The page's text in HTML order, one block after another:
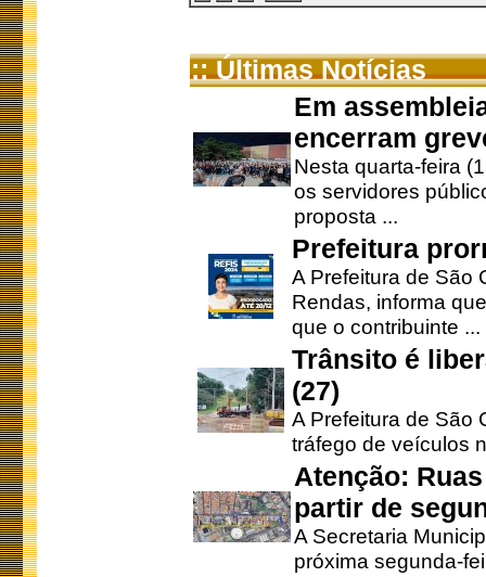
:: Últimas Notícias
Em
encerram
Nesta quarta-feira
os servidores
proposta ...
Prefeitura
A Prefeitura de São
Rendas, informa
que o contribuinte ...
Trânsito é
(27)
A Prefeitura de São
tráfego de veículos
Atenção:
partir de
A Secretaria
próxima segunda-